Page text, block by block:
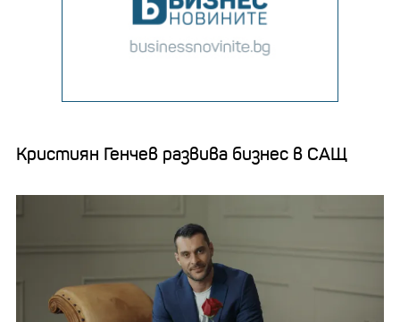
Кристиян Генчев развива бизнес в САЩ